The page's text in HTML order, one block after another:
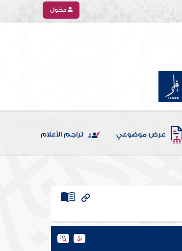
دخول
عرض موضوعي تراجم الأعلام